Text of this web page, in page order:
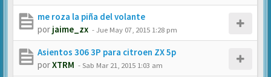
me roza la piña del volante
por jaime_zx -Jue May 07, 2015 1:28 pm
Asientos 306 3P para citroen ZX 5p
porXTRM -Sab Mar 21, 2015 1:03 am